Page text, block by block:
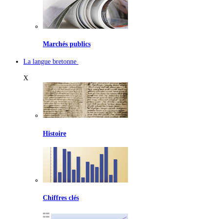
Marchés publics
La langue bretonne
X
Histoire
Chiffres clés